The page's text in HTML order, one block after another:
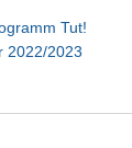
Tut!
2022/2023